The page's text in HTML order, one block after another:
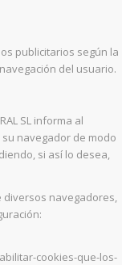
publicitarios según la
del usuario.
SL informa al
navegador de modo
si así lo desea,
diversos navegadores,
cookies-que-los-